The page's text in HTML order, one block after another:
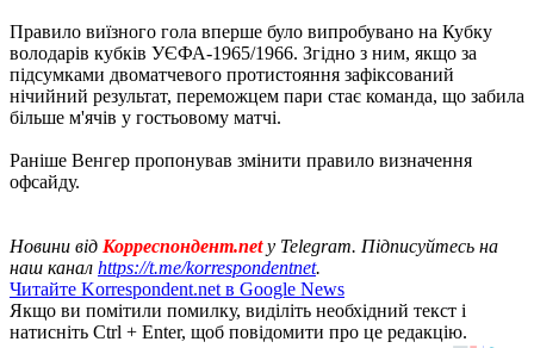
Правило виїзного гола вперше було випробувано на Кубку
володарів кубків УЄФА-1965/1966. Згідно з ним, якщо за
підсумками двоматчевого протистояння зафіксований
нічийний результат, переможцем пари стає команда, що забила
більше м'ячів у гостьовому матчі.
Раніше Венгер пропонував змінити правило визначення
офсайду.
Новини від Корреспондент.net у Telegram. Підписуйтесь на
наш канал https://t.me/korrespondentnet.
Читайте Korrespondent.net в Google News
Якщо ви помітили помилку, виділіть необхідний текст і
натисніть Ctrl + Enter, щоб повідомити про це редакцію.